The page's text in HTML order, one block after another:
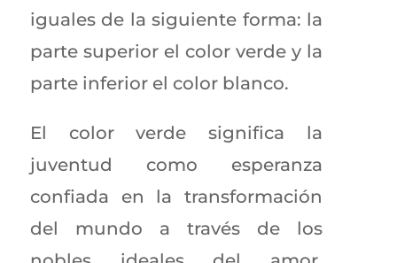
iguales de la siguiente forma: la
parte superior el color verde y la
parte inferior el color blanco.
El color verde significa la
juventud como esperanza
confiada en la transformación
del mundo a través de los